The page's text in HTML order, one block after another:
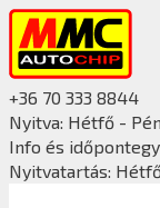
Kilépés
tartalomba
+36 70 333 8844
Nyitva: Hétfő -
Info és
Nyitvatartás: